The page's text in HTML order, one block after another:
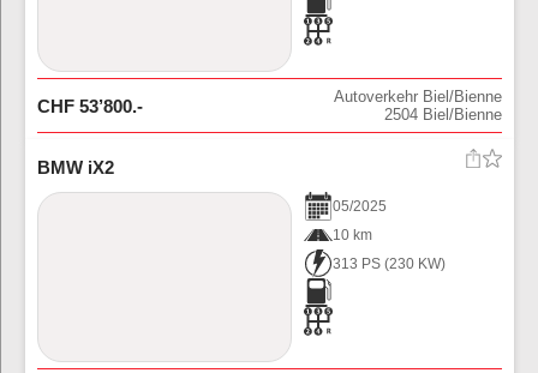
CHF 53’800.-
Autoverkehr Biel/Bienne
2504 Biel/Bienne
BMW iX2
05/2025
10 km
313 PS (230 KW)